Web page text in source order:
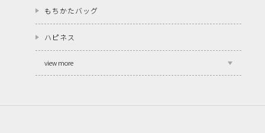
もちかたバッグ
ハピネス
view more